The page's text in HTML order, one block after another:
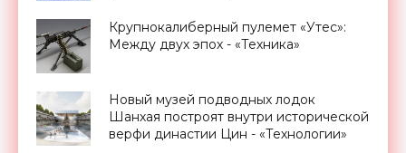
Крупнокалиберный пулемет «Утес»:
Между двух эпох - «Техника»
Новый музей подводных лодок
Шанхая построят внутри исторической
верфи династии Цин - «Технологии»